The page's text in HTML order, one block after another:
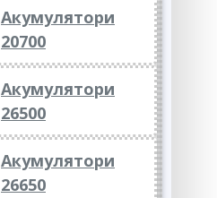
Акумулятори
20700
Акумулятори
26500
Акумулятори
26650